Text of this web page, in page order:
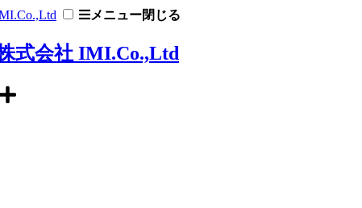
メニュー閉じる